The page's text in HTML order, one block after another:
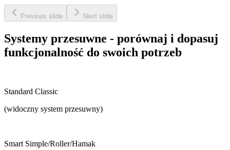
Previous slide Next slide
Systemy przesuwne - porównaj i dopasuj
funkcjonalność do swoich potrzeb
Standard Classic
(widoczny system przesuwny)
Smart Simple/Roller/Hamak